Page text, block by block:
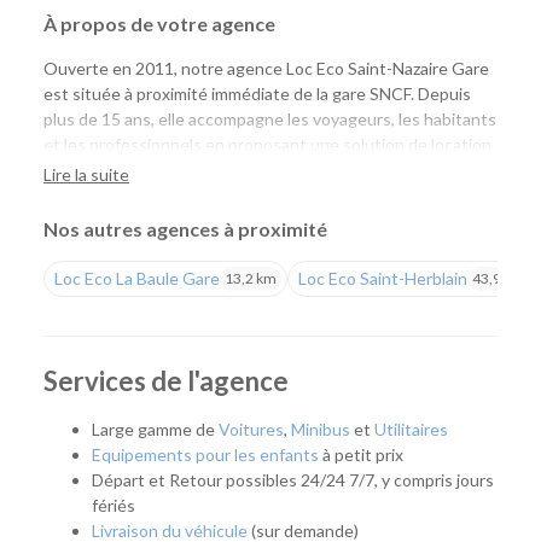
À propos de votre agence
Ouverte en 2011, notre agence Loc Eco Saint-Nazaire Gare
est située à proximité immédiate de la gare SNCF. Depuis
plus de 15 ans, elle accompagne les voyageurs, les habitants
et les professionnels en proposant une solution de location
de voitures et d'utilitaires simple, économique et accessible.
véhicule à proximité de chez vous, vous profitez d'un large
choix de véhicules à des tarifs compétitifs.
Une agence pratique pour tous vos déplacements
professionnel, départ en vacances, week-end sur la côte,
remplacement temporaire de votre véhicule ou encore
rapidement Saint-Nazaire, la Presqu'île guérandaise, le Parc
naturel régional de Brière ou les communes du littoral.
Quel véhicule choisir ?
Lire la suite
Nos autres agences à proximité
Loc Eco La Baule Gare 13,2 km Loc Eco Saint-Herblain 43,9 km
Services de l'agence
Large gamme deVoitures, Minibus et Utilitaires
Equipements pour les enfants à petit prix
Départ et Retour possibles 24/24 7/7, y compris jours
fériés
Livraison du véhicule(sur demande)